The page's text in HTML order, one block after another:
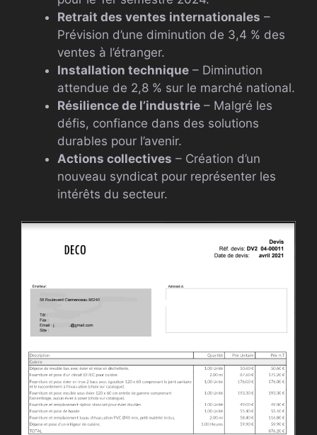
Retrait des ventes internationales –
Prévision d’une diminution de 3,4 % des
ventes à l’étranger.
Installation technique – Diminution
attendue de 2,8 % sur le marché national.
Résilience de l’industrie – Malgré les
défis, confiance dans des solutions
durables pour l’avenir.
Actions collectives – Création d’un
nouveau syndicat pour représenter les
intérêts du secteur.